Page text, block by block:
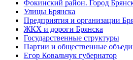
Фокинский район. Город
Улицы Брянска
Предприятия и организации
ЖКХ и дороги Брянска
Государственные структуры
Партии и общественные
Егор Ковальчук губернатор